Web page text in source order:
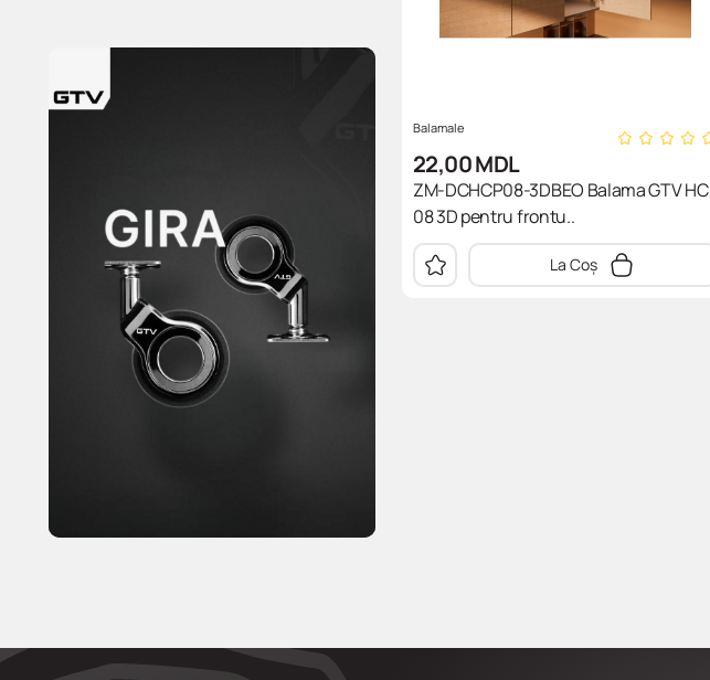
Balamale
22,00MDL
ZM-DCHCP08-3DBEO Balama GTV HC
08 3D pentru frontu..
La Coș